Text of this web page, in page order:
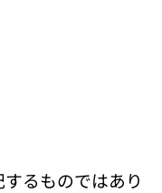
るものではあり